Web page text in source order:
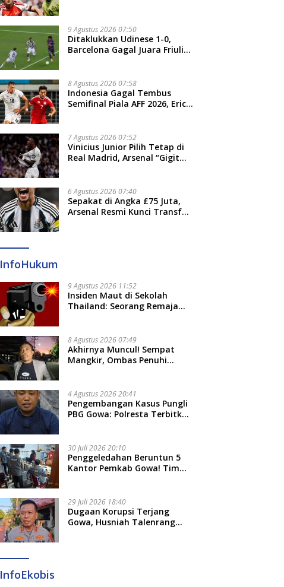
9 Agustus 2026 07:50
Ditaklukkan Udinese 1-0,
Barcelona Gagal Juara Friuli
8 Agustus 2026 07:58
Indonesia Gagal Tembus
Semifinal Piala AFF 2026, Erick
7 Agustus 2026 07:52
Vinicius Junior Pilih Tetap di
Real Madrid, Arsenal “Gigit
6 Agustus 2026 07:40
Sepakat di Angka £75 Juta,
Arsenal Resmi Kunci Transfer
InfoHukum
9 Agustus 2026 11:52
Insiden Maut di Sekolah
Thailand: Seorang Remaja
Dirawat Intensif
8 Agustus 2026 07:49
Akhirnya Muncul! Sempat
Mangkir, Ombas Penuhi
Pertanyaan
4 Agustus 2026 20:41
Pengembangan Kasus Pungli
PBG Gowa: Polresta Terbitkan
30 Juli 2026 20:10
Penggeledahan Beruntun 5
Kantor Pemkab Gowa! Tim
Rp16 Miliar
29 Juli 2026 18:40
Dugaan Korupsi Terjang
Gowa, Husniah Talenrang
InfoEkobis